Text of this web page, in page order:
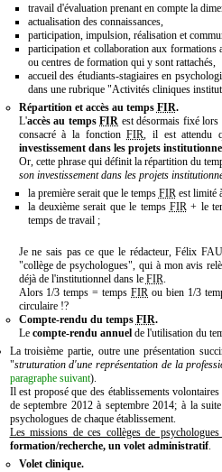
travail d'évaluation prenant en compte la
actualisation des connaissances,
participation, impulsion, réalisation et
participation et collaboration aux formations
ou centres de formation qui y sont rattachés,
accueil des étudiants-stagiaires en
dans une rubrique "Activités cliniques
Répartition et accès au temps FIR.
L'accès au tempsFIR est désormais fixé lors
consacré à la fonctionFIR , il est attendu
investissement dans les projets
Or, cette phrase qui définit la répartition du
son investissement dans les projets
la première serait que le temps FIR est limité
la deuxième serait que le temps FIR + le
temps de travail ;
Je ne sais pas ce que le rédacteur, Félix
"collège de psychologues", qui à mon avis
déjà de l'institutionnel dans le FIR
Alors 1/3 temps = tempsFIR ou bien 1/3
circulaire !?
Compte-rendu du temps FIR.
Le compte-rendu annuelde l'utilisation du
La troisième partie, outre une présentation
"struturation d'une représentation de la
paragraphe suivant).
Il est proposé que des établissements
de septembre 2012 à septembre 2014; à la
psychologues de chaque établissement.
Les missions de ces collèges de
formation/recherche, un volet administratif.
Volet clinique.